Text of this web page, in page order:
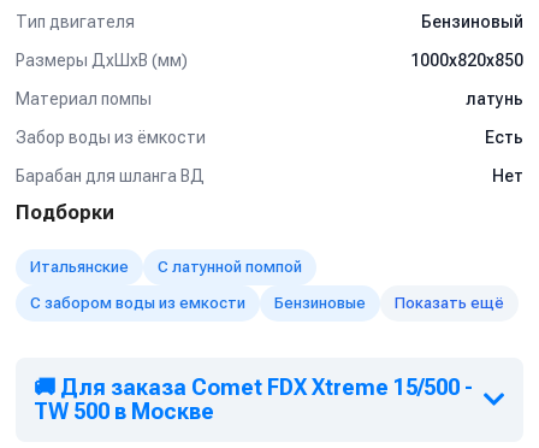
Тип двигателя
Бензиновый
Размеры ДхШхВ (мм)
1000х820х850
Материал помпы
латунь
Забор воды из ёмкости
Есть
Барабан для шланга ВД
Нет
Подборки
Итальянские
С латунной помпой
С забором воды из емкости
Бензиновые Показать ещё
🚚 Для заказа Comet FDX Xtreme 15/500 -
TW 500 в Москве